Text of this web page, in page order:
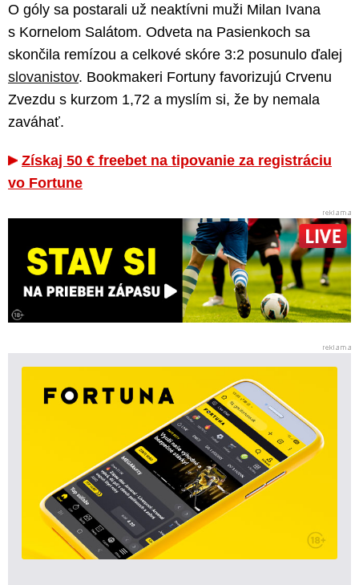
O góly sa postarali už neaktívni muži Milan Ivana
s Kornelom Salátom. Odveta na Pasienkoch sa
skončila remízou a celkové skóre 3:2 posunulo ďalej
slovanistov. Bookmakeri Fortuny favorizujú Crvenu
Zvezdu s kurzom 1,72 a myslím si, že by nemala
zaváhať.
Získaj 50 € freebet na tipovanie za registráciu
vo Fortune